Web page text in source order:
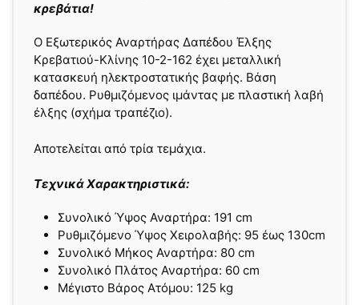
κρεβάτια!
Ο Εξωτερικός Αναρτήρας Δαπέδου Έλξης
Κρεβατιού-Κλίνης 10-2-162 έχει μεταλλική
κατασκευή ηλεκτροστατικής βαφής. Βάση
δαπέδου. Ρυθμιζόμενος ιμάντας με πλαστική λαβή
έλξης (σχήμα τραπέζιο).
Αποτελείται από τρία τεμάχια.
Tεχνικά Χαρακτηριστικά:
Συνολικό Ύψος Αναρτήρα: 191 cm
Ρυθμιζόμενο Ύψος Χειρολαβής: 95 έως 130cm
Συνολικό Μήκος Αναρτήρα: 80 cm
Συνολικό Πλάτος Αναρτήρα: 60 cm
Μέγιστο Βάρος Ατόμου: 125 kg